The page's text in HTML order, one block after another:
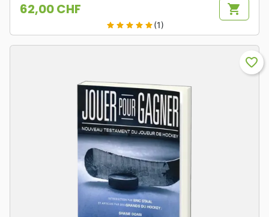
Prix
62,00 CHF shopping_cart
star star star star star(1)
favorite_border